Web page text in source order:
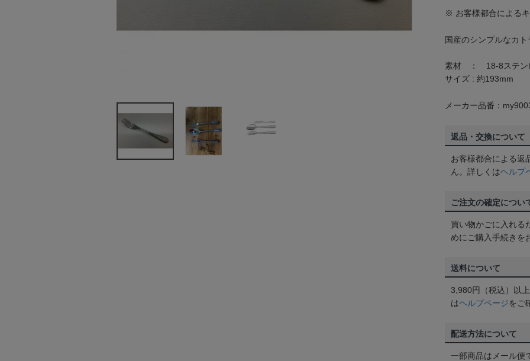
※ お客様都合による
国産のシンプルなカ
素材 ： 18-8ステ
サイズ : 約193mm
メーカー品番：
返品・交換について
お客様都合による返
ん。詳しくはヘルプ
ご注文の確定につい
買い物かごに入れる
めにご購入手続きを
送料について
3,980円（税込）以
はヘルプページをご
配送方法について
一部商品はメール便